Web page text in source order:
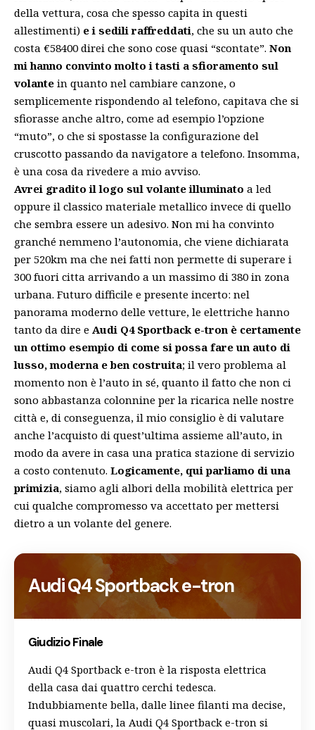
della vettura, cosa che spesso capita in questi
allestimenti) e i sedili raffreddati, che su un auto che
costa €58400 direi che sono cose quasi “scontate”. Non
mi hanno convinto molto i tasti a sfioramento sul
volante in quanto nel cambiare canzone, o
semplicemente rispondendo al telefono, capitava che si
sfiorasse anche altro, come ad esempio l’opzione
“muto”, o che si spostasse la configurazione del
cruscotto passando da navigatore a telefono. Insomma,
è una cosa da rivedere a mio avviso.
Avrei gradito il logo sul volante illuminato a led
oppure il classico materiale metallico invece di quello
che sembra essere un adesivo. Non mi ha convinto
granché nemmeno l’autonomia, che viene dichiarata
per 520km ma che nei fatti non permette di superare i
300 fuori citta arrivando a un massimo di 380 in zona
urbana. Futuro difficile e presente incerto: nel
panorama moderno delle vetture, le elettriche hanno
tanto da dire e Audi Q4 Sportback e-tron è certamente
un ottimo esempio di come si possa fare un auto di
lusso, moderna e ben costruita; il vero problema al
momento non è l’auto in sé, quanto il fatto che non ci
sono abbastanza colonnine per la ricarica nelle nostre
città e, di conseguenza, il mio consiglio è di valutare
anche l’acquisto di quest’ultima assieme all’auto, in
modo da avere in casa una pratica stazione di servizio
a costo contenuto. Logicamente, qui parliamo di una
primizia, siamo agli albori della mobilità elettrica per
cui qualche compromesso va accettato per mettersi
dietro a un volante del genere.
Audi Q4 Sportback e-tron
Giudizio Finale
Audi Q4 Sportback e-tron è la risposta elettrica
della casa dai quattro cerchi tedesca.
Indubbiamente bella, dalle linee filanti ma decise,
quasi muscolari, la Audi Q4 Sportback e-tron si